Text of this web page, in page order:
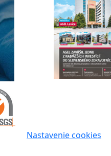
Nastavenie cookies